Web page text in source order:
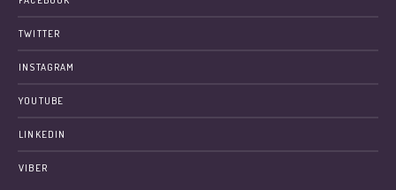
TWITTER
INSTAGRAM
YOUTUBE
LINKEDIN
VIBER